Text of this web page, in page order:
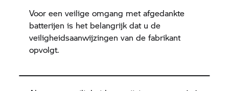
Voor een veilige omgang met afgedankte
batterijen is het belangrijk dat u de
veiligheidsaanwijzingen van de fabrikant
opvolgt.